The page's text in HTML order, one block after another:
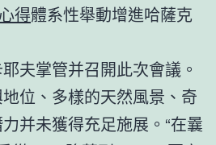
得體系性舉動增進哈薩克
夫掌管并召開此次會議。
位、多樣的天然風景、奇
并未獲得充足施展。“在曩